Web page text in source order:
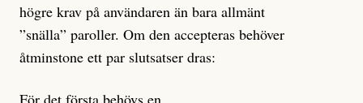
högre krav på användaren än bara allmänt
”snälla” paroller. Om den accepteras behöver
åtminstone ett par slutsatser dras: